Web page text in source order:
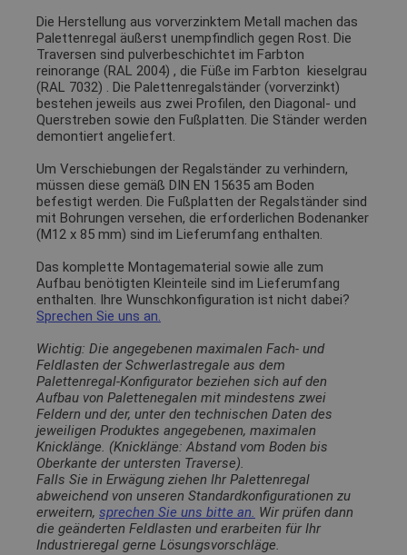
Die Herstellung aus vorverzinktem Metall machen das
Palettenregal äußerst unempfindlich gegen Rost. Die
Traversen sind pulverbeschichtet im Farbton
reinorange (RAL 2004) , die Füße im Farbton
kieselgrau
(RAL 7032) . Die Palettenregalständer (vorverzinkt)
bestehen jeweils aus zwei Profilen, den Diagonal- und
Querstreben sowie den Fußplatten. Die Ständer werden
demontiert angeliefert.
Um Verschiebungen der Regalständer zu verhindern,
müssen diese gemäß DIN EN 15635 am Boden
befestigt werden. Die Fußplatten der Regalständer sind
mit Bohrungen versehen, die erforderlichen Bodenanker
(M12 x 85 mm) sind im Lieferumfang enthalten.
Das komplette Montagematerial sowie alle zum
Aufbau benötigten Kleinteile sind im Lieferumfang
enthalten. Ihre Wunschkonfiguration ist nicht dabei?
Sprechen Sie uns an.
Wichtig: Die angegebenen maximalen Fach- und
Feldlasten der Schwerlastregale aus dem
Palettenregal-Konfigurator beziehen sich auf den
Aufbau von Palettenegalen mit mindestens zwei
Feldern und der, unter den technischen Daten des
jeweiligen Produktes angegebenen, maximalen
Knicklänge. (Knicklänge: Abstand vom Boden bis
Oberkante der untersten Traverse).
Falls Sie in Erwägung ziehen Ihr Palettenregal
abweichend von unseren Standardkonfigurationen zu
erweitern, sprechen Sie uns bitte an. Wir prüfen dann
die geänderten Feldlasten und erarbeiten für Ihr
Industrieregal gerne Lösungsvorschläge.